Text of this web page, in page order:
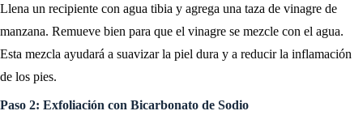
Llena un recipiente con agua tibia y agrega una taza de vinagre de
manzana. Remueve bien para que el vinagre se mezcle con el agua.
Esta mezcla ayudará a suavizar la piel dura y a reducir la inflamación
de los pies.
Paso 2: Exfoliación con Bicarbonato de Sodio